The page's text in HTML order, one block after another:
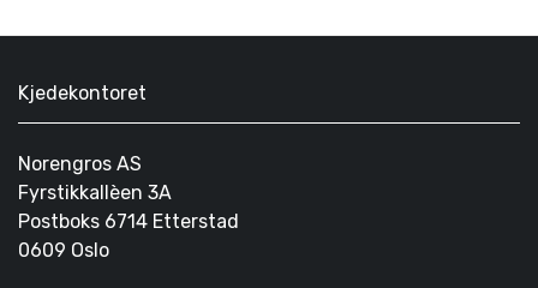
Kjedekontoret
Norengros AS
Fyrstikkallèen 3A
Postboks 6714 Etterstad
0609 Oslo